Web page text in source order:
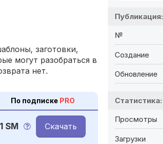
заготовки,
могут разобраться в
нет.
По подписке PRO
1 SM Скачать
Публикация:
№
Создание
Обновление
Статистика:
Просмотры
Загрузки